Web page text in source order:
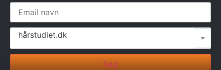
hårstudiet.dk
Søg